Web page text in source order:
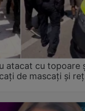
atacat cu topoare
de mascați și